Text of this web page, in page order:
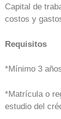
Capital de
costos y
Requisitos
*Mínimo 3
*Matrícula o
estudio del